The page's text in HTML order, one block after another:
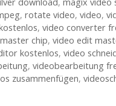
, rotate video, video,
, video converter
chip, video edit
kostenlos, video
, videobearbeitung
zusammenfügen,